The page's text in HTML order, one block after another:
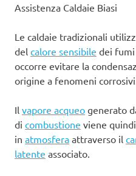
Assistenza Caldaie Biasi
Le caldaie tradizionali
del calore sensibile dei
occorre evitare la
origine a fenomeni
Il vapore acqueo generato
di combustione viene
in atmosfera attraverso il
latente associato.